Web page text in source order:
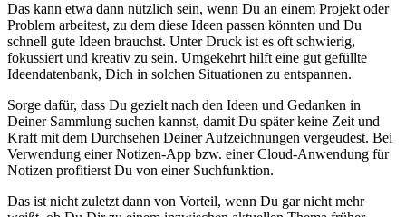
Das kann etwa dann nützlich sein, wenn Du an einem Projekt oder
Problem arbeitest, zu dem diese Ideen passen könnten und Du
schnell gute Ideen brauchst. Unter Druck ist es oft schwierig,
fokussiert und kreativ zu sein. Umgekehrt hilft eine gut gefüllte
Ideendatenbank, Dich in solchen Situationen zu entspannen.
Sorge dafür, dass Du gezielt nach den Ideen und Gedanken in
Deiner Sammlung suchen kannst, damit Du später keine Zeit und
Kraft mit dem Durchsehen Deiner Aufzeichnungen vergeudest. Bei
Verwendung einer Notizen-App bzw. einer Cloud-Anwendung für
Notizen profitierst Du von einer Suchfunktion.
Das ist nicht zuletzt dann von Vorteil, wenn Du gar nicht mehr